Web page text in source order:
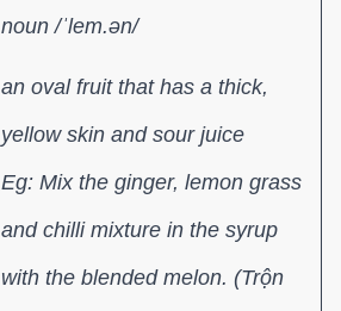
noun /ˈlem.ən/
an oval fruit that has a thick,
yellow skin and sour juice
Eg: Mix the ginger, lemon grass
and chilli mixture in the syrup
with the blended melon. (Trộn